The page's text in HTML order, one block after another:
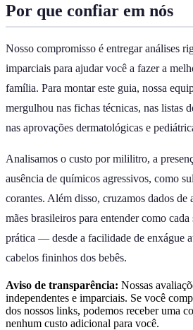
Por que confiar em nós
Nosso compromisso é entregar análises
imparciais para ajudar você a fazer a
família. Para montar este guia, nossa
mergulhou nas fichas técnicas, nas listas
nas aprovações dermatológicas e
Analisamos o custo por mililitro, a
ausência de químicos agressivos, como
corantes. Além disso, cruzamos dados de
mães brasileiros para entender como
prática — desde a facilidade de enxágue
cabelos fininhos dos bebês.
Aviso de transparência: Nossas
independentes e imparciais. Se você
dos nossos links, podemos receber uma
nenhum custo adicional para você.